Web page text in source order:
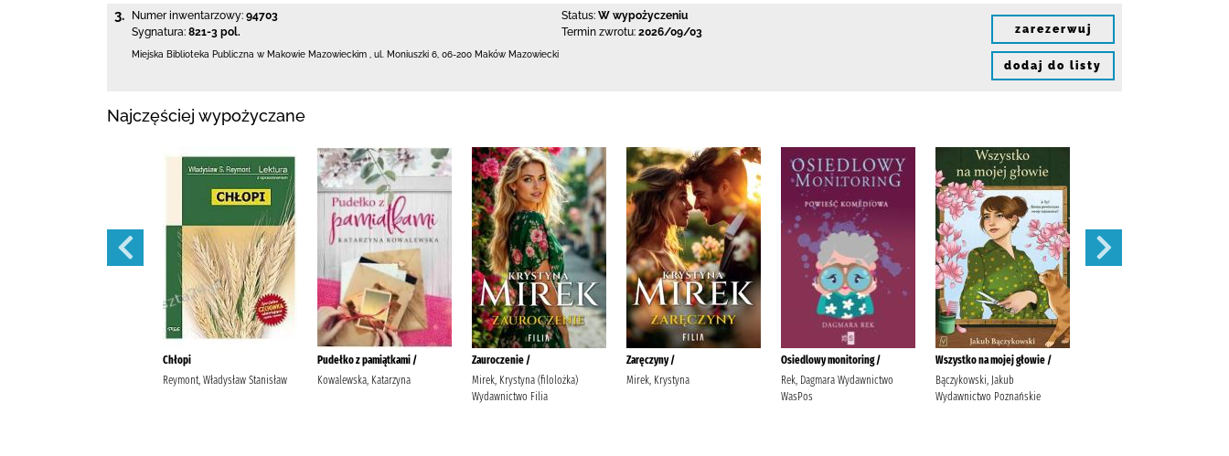
3. Numer inwentarzowy: 94703
Sygnatura: 821-3 pol.
Status: W wypożyczeniu
Termin zwrotu: 2026/09/03
Miejska Biblioteka Publiczna w Makowie Mazowieckim , ul. Moniuszki 6, 06-200 Maków Mazowiecki
zarezerwuj
dodaj do listy
Najczęściej wypożyczane
Chłopi
Reymont, Władysław Stanisław
Pudełko z pamiątkami /
Kowalewska, Katarzyna
Zauroczenie /
Mirek, Krystyna (filolożka)
Wydawnictwo Filia
Zaręczyny /
Mirek, Krystyna
Osiedlowy monitoring /
Rek, Dagmara Wydawnictwo
WasPos
Wszystko na mojej głowie /
Bączykowski, Jakub
Wydawnictwo Poznańskie